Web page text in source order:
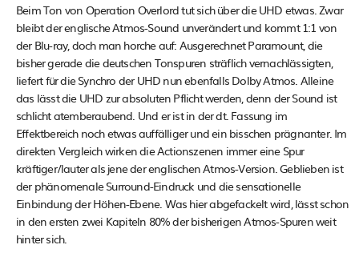
Beim Ton von Operation Overlord tut sich über die UHD etwas. Zwar
bleibt der englische Atmos-Sound unverändert und kommt 1:1 von
der Blu-ray, doch man horche auf: Ausgerechnet Paramount, die
bisher gerade die deutschen Tonspuren sträflich vernachlässigten,
liefert für die Synchro der UHD nun ebenfalls Dolby Atmos. Alleine
das lässt die UHD zur absoluten Pflicht werden, denn der Sound ist
schlicht atemberaubend. Und er ist in der dt. Fassung im
Effektbereich noch etwas auffälliger und ein bisschen prägnanter. Im
direkten Vergleich wirken die Actionszenen immer eine Spur
kräftiger/lauter als jene der englischen Atmos-Version. Geblieben ist
der phänomenale Surround-Eindruck und die sensationelle
Einbindung der Höhen-Ebene. Was hier abgefackelt wird, lässt schon
in den ersten zwei Kapiteln 80% der bisherigen Atmos-Spuren weit
hinter sich.